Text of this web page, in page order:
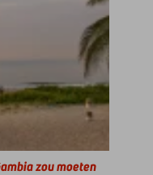
zou moeten